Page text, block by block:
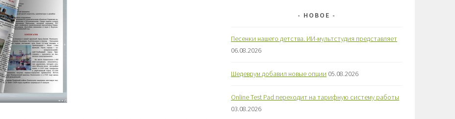
НОВОЕ
Песенки нашего детства. ИИ-мультстудия представляет
06.08.2026
Шедеврум добавил новые опции 05.08.2026
Online Test Pad переходит на тарифную систему работы
03.08.2026